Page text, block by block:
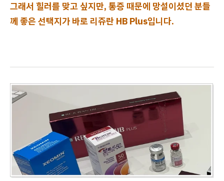
그래서 힐러를 맞고 싶지만, 통증 때문에 망설이셨던 분들
께 좋은 선택지가 바로 리쥬란 HB Plus입니다.